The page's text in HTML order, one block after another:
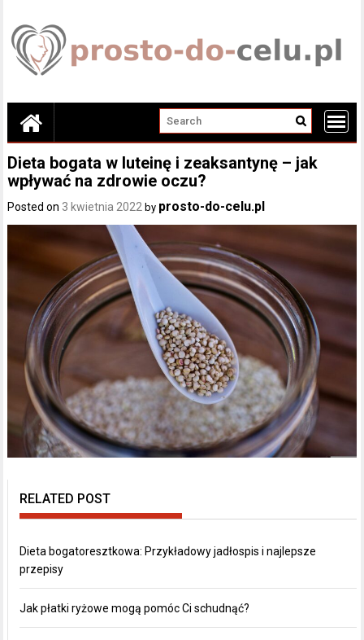
content
Dieta bogata w luteinę i zeaksantynę – jak
wpływać na zdrowie oczu?
Posted on 3 kwietnia 2022 by prosto-do-celu.pl
RELATED POST
Dieta bogatoresztkowa: Przykładowy jadłospis i najlepsze
przepisy
Jak płatki ryżowe mogą pomóc Ci schudnąć?